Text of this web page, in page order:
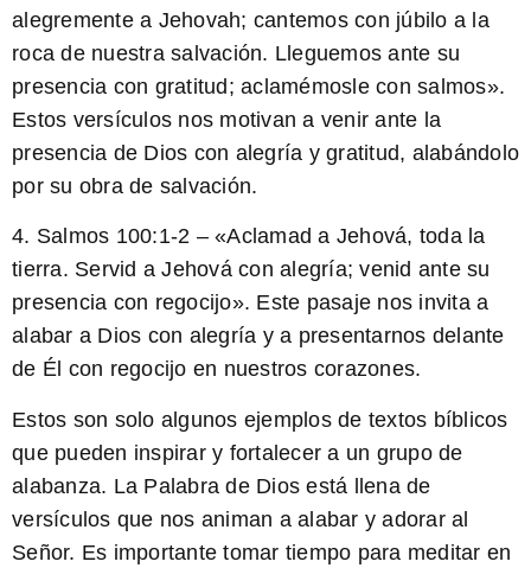
alegremente a Jehovah; cantemos con júbilo a la
roca de nuestra salvación. Lleguemos ante su
presencia con gratitud; aclamémosle con salmos».
Estos versículos nos motivan a venir ante la
presencia de Dios con alegría y gratitud, alabándolo
por su obra de salvación.
4. Salmos 100:1-2 – «Aclamad a Jehová, toda la
tierra. Servid a Jehová con alegría; venid ante su
presencia con regocijo». Este pasaje nos invita a
alabar a Dios con alegría y a presentarnos delante
de Él con regocijo en nuestros corazones.
Estos son solo algunos ejemplos de textos bíblicos
que pueden inspirar y fortalecer a un grupo de
alabanza. La Palabra de Dios está llena de
versículos que nos animan a alabar y adorar al
Señor. Es importante tomar tiempo para meditar en